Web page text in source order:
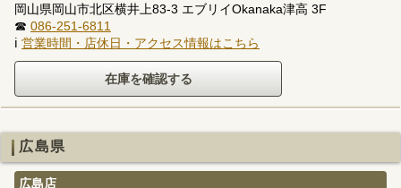
岡山県岡山市北区横井上83-3 エブリイOkanaka津高 3F
☎ 086-251-6811
ℹ 営業時間・店休日・アクセス情報はこちら
広島県
広島店